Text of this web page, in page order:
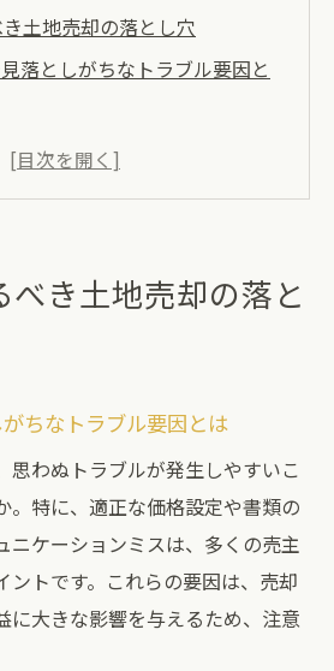
土地売却の落とし穴
落としがちなトラブル要因と
に必須の準備と注意点を解説
ぐための土地売却事前チェッ
売却で失敗しない極意
ぶ土地売却の交渉ポイント
役立つ専門家の意見活用法
をしないための情報収集術
る土地売却の高値戦略を伝授
ブーと避けるコツ
対に避けるべき三大タブー
べき土地売却の落と
ちなトラブル要因とは
思わぬトラブルが発生しやすいこ
。特に、適正な価格設定や書類の
ニケーションミスは、多くの売主
ントです。これらの要因は、売却
に大きな影響を与えるため、注意